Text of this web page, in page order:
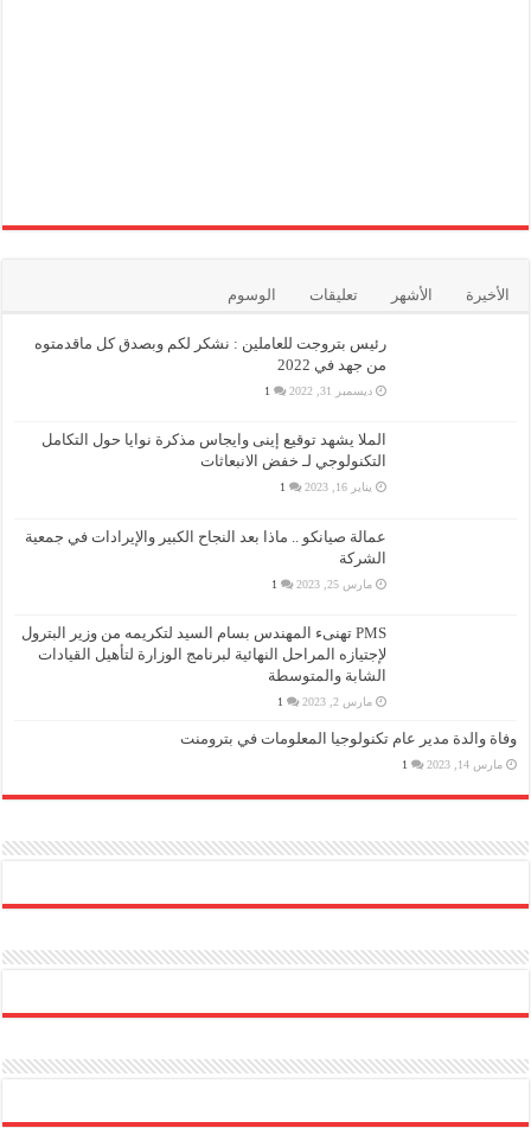
الأخيرة الأشهر تعليقات الوسوم
رئيس بتروجت للعاملين : نشكر لكم وبصدق كل ماقدمتوه
من جهد في 2022
ديسمبر 31, 2022 1
الملا يشهد توقيع إينى وايجاس مذكرة نوايا حول التكامل
التكنولوجي لـ خفض الانبعاثات
يناير 16, 2023 1
عمالة صيانكو .. ماذا بعد النجاح الكبير والإيرادات في جمعية
الشركة
مارس 25, 2023 1
PMS تهنىء المهندس بسام السيد لتكريمه من وزير البترول
لإجتيازه المراحل النهائية لبرنامج الوزارة لتأهيل القيادات
الشابة والمتوسطة
مارس 2, 2023 1
وفاة والدة مدير عام تكنولوجيا المعلومات في بترومنت
مارس 14, 2023 1